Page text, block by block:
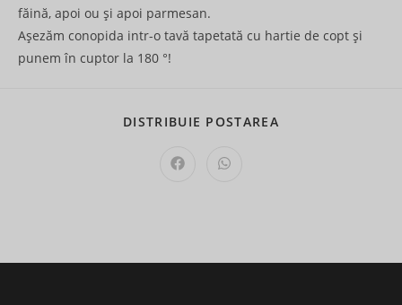
făină, apoi ou şi apoi parmesan.
Aşezăm conopida intr-o tavă tapetată cu hartie de copt şi
punem în cuptor la 180 °!
DISTRIBUIE POSTAREASHARE
Opens
Opens